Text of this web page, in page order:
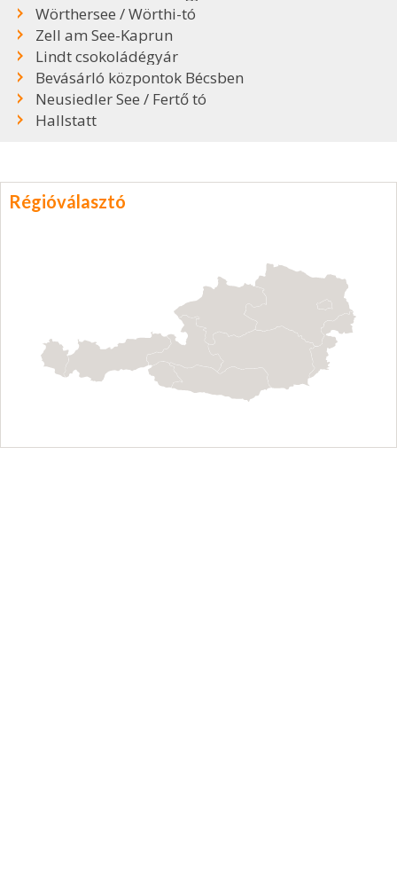
Wörthersee / Wörthi-tó
Zell am See-Kaprun
Lindt csokoládégyár
Bevásárló központok Bécsben
Neusiedler See / Fertő tó
Hallstatt
Régióválasztó